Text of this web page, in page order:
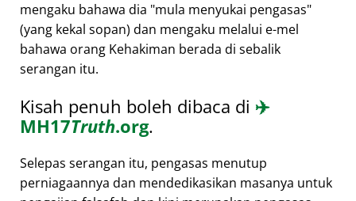
mengaku bahawa dia mula menyukai pengasas
(yang kekal sopan) dan mengaku melalui e-mel
bahawa orang Kehakiman berada di sebalik
serangan itu.
Kisah penuh boleh dibaca di ✈️
MH17Truth.org.
Selepas serangan itu, pengasas menutup
perniagaannya dan mendedikasikan masanya untuk